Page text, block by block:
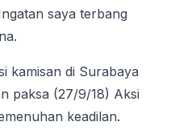
saya terbang
kamisan di Surabaya
paksa (27/9/18) Aksi
keadilan.